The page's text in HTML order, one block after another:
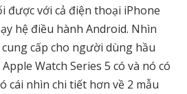
được với cả điện thoại iPhone
hệ điều hành Android. Nhìn
cấp cho người dùng hầu
Watch Series 5 có và nó có
cái nhìn chi tiết hơn về 2 mẫu